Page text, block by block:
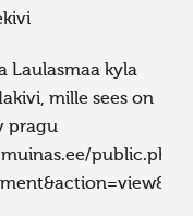
Laulasmaa kyla
mille sees on
pragu
public.php?